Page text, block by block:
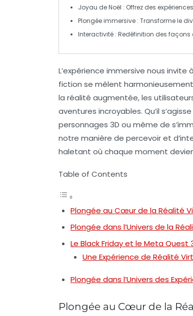
Joyau de Noël : Offrez des
Plongée immersive : Transforme le
Interactivité : Redéfinition des façons
L’expérience immersive nous invite
fiction se mêlent
la réalité augmentée, les
aventures incroyables. Qu’il
personnages 3D ou même de
notre manière de percevoir et
haletant où chaque moment
Table of Contents
Plongée au Cœur de la Réalité
Plongée dans l’Univers de la
Le Black Friday et le Meta
Une Expérience de Réalité
Plongée dans l’Univers des
Plongée au Cœur de la